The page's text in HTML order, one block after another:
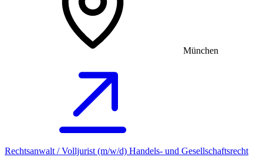
München
Rechtsanwalt / Volljurist (m/w/d) Handels- und Gesellschaftsrecht